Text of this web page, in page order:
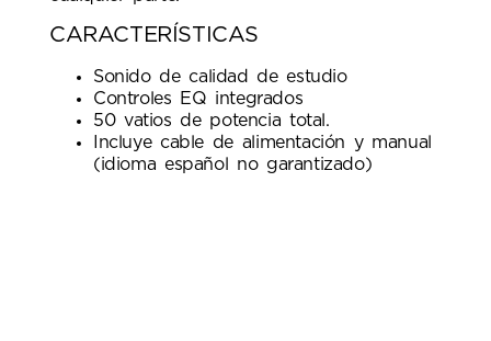
CARACTERÍSTICAS
Sonido de calidad de estudio
Controles EQ integrados
50 vatios de potencia total.
Incluye cable de alimentación y manual
(idioma español no garantizado)